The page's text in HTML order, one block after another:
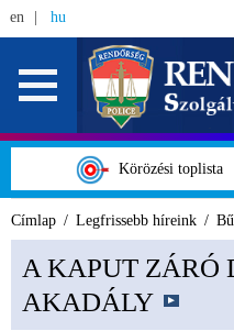
en hu
Körözési toplista
Címlap Legfrissebb híreink
A KAPUT ZÁRÓ
AKADÁLY